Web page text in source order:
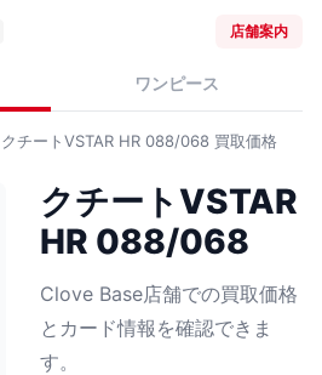
店舗案内
ワンピース
クチートVSTAR HR 088/068 買取価格
クチートVSTAR
HR 088/068
Clove Base店舗での買取価格
とカード情報を確認できま
す。